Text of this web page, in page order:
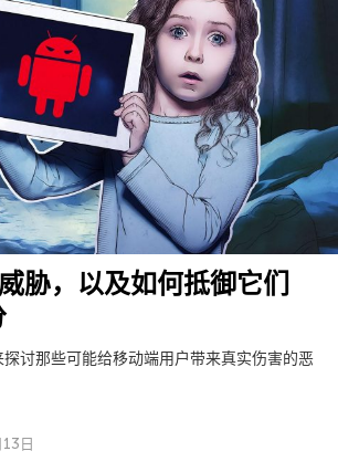
胁，以及如何抵御它们
讨那些可能给移动端用户带来真实伤害的恶
日